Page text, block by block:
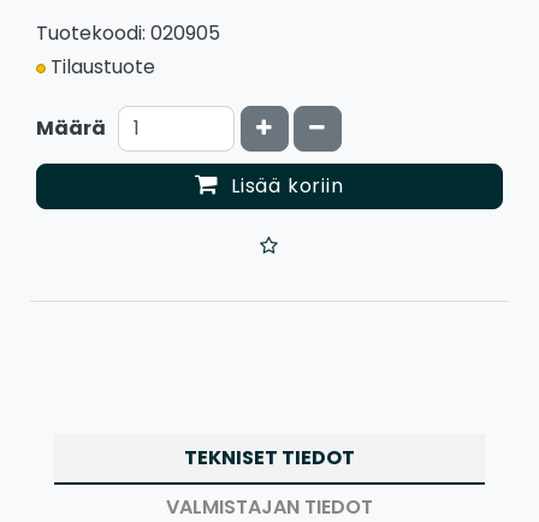
Tuotekoodi: 020905
Tilaustuote
Määrä Kasvata määrää
Vähennä määrää
Lisää koriin
TEKNISET TIEDOT
VALMISTAJAN TIEDOT